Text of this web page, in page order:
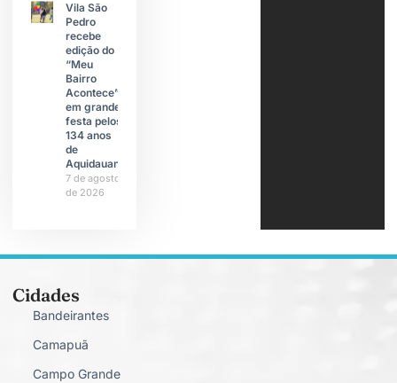
Vila São
Pedro
recebe
edição do
“Meu
Bairro
Acontece”
em grande
festa pelos
134 anos
de
Aquidauana
7 de agosto
de 2026
Cidades
Bandeirantes
Camapuã
Campo Grande